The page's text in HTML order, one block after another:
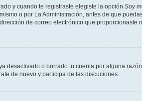
y cuando te registraste elegiste la opción Soy
o por La Administración, antes de que
de correo electrónico que proporcionaste
desactivado o borrado tu cuenta por alguna
de nuevo y participa de las discuciones.